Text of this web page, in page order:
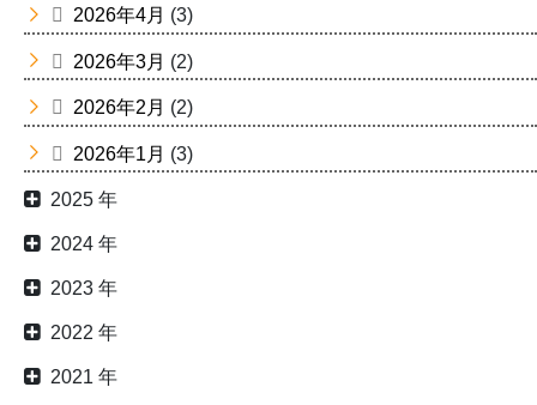
2026年4月 (3)
2026年3月 (2)
2026年2月 (2)
2026年1月 (3)
2025 年
2024 年
2023 年
2022 年
2021 年